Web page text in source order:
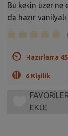
Bu kekin üzerine
da hazır
Hazırlama
6 Kişilik
EKLE